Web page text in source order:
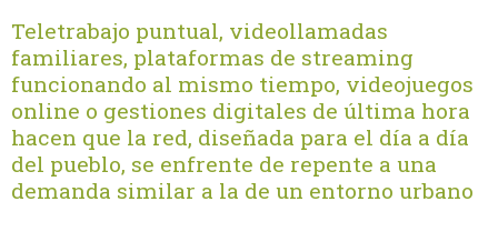
Teletrabajo puntual, videollamadas
familiares, plataformas de streaming
funcionando al mismo tiempo, videojuegos
online o gestiones digitales de última hora
hacen que la red, diseñada para el día a día
del pueblo, se enfrente de repente a una
demanda similar a la de un entorno urbano